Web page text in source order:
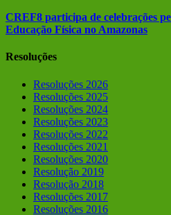
CREF8 participa de celebrações
Educação Física no Amazonas
Resoluções
Resoluções 2026
Resoluções 2025
Resoluções 2024
Resoluções 2023
Resoluções 2022
Resoluções 2021
Resoluções 2020
Resolução 2019
Resolução 2018
Resoluções 2017
Resoluções 2016